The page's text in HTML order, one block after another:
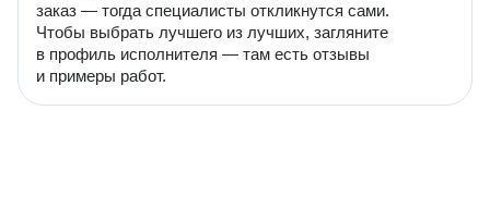
заказ — тогда специалисты откликнутся сами.
Чтобы выбрать лучшего из лучших, загляните
в профиль исполнителя — там есть отзывы
и примеры работ.